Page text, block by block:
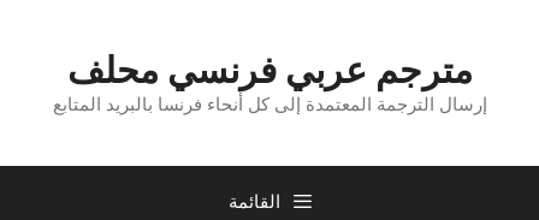
المحتوىمترجم عربي فرنسي محلف
إرسال الترجمة المعتمدة إلى كل أنحاء فرنسا بالبريد المتابع
القائمة